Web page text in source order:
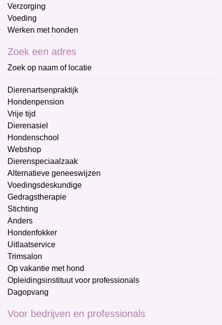
Verzorging
Voeding
Werken met honden
Zoek een adres
Zoek op naam of locatie
Dierenartsenpraktijk
Hondenpension
Vrije tijd
Dierenasiel
Hondenschool
Webshop
Dierenspeciaalzaak
Alternatieve geneeswijzen
Voedingsdeskundige
Gedragstherapie
Stichting
Anders
Hondenfokker
Uitlaatservice
Trimsalon
Op vakantie met hond
Opleidingsinstituut voor professionals
Dagopvang
Voor bedrijven en professionals